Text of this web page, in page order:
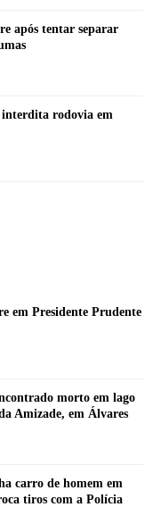
após tentar separar
interdita rodovia em
em Presidente Prudente
morto em lago
Amizade, em Álvares
carro de homem em
tiros com a Polícia